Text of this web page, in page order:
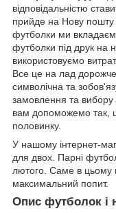
відповідальністю
прийде на Нову пошту
футболки ми
футболки під друк на
використовуємо
Все це на лад
символічна та
замовлення та
вам допоможемо так,
половинку.
У нашому інтернет-
для двох. Парні
лютого. Саме в цьому
максимальний попит.
Опис футболок і